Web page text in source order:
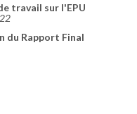
travail sur l'EPU
du Rapport Final